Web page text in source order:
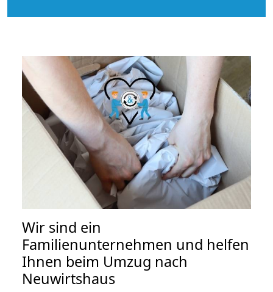
Wir sind ein
Familienunternehmen und helfen
Ihnen beim Umzug nach
Neuwirtshaus